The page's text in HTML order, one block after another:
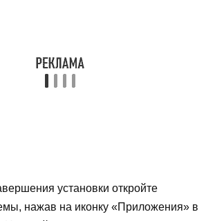
установки откройте
нажав на иконку «Приложения» в